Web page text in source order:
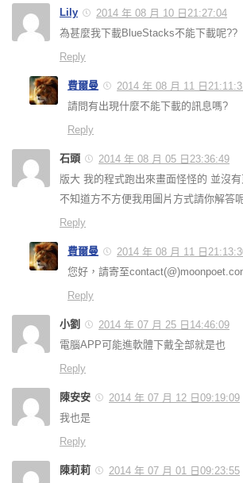
Lily
2014 年 08 月 10 日21:27:04
為甚麼我下載BlueStacks不能下載呢??
Reply
費爾曼
2014 年 08 月 11 日
請問有出現什麼不能下載的訊息嗎?
Reply
石頭
2014 年 08 月 05 日23:36:49
版大 我的程式跑出來畫面怪怪的 並沒
不知道方不方便我用圖片方式請你解答
Reply
費爾曼
2014 年 08 月 11 日
您好，請寄至
Reply
小劉
2014 年 07 月 25 日14:46:09
電腦APP可能進軟體下戴全部就是也
Reply
陳安安
2014 年 07 月 12 日09:19:09
我也是
Reply
陳莉莉
2014 年 07 月 01 日09:23:55